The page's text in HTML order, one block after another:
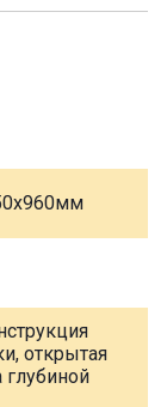
открытая
глубиной